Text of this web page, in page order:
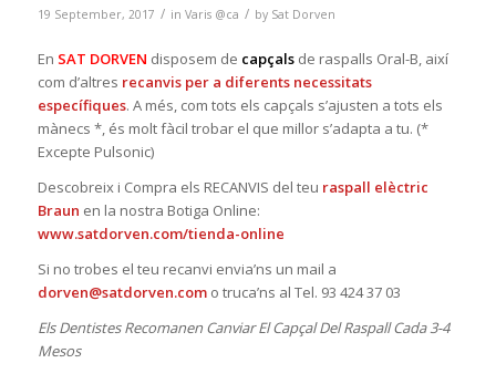
19 September, 2017 / in Varis @ca / by Sat Dorven
En SAT DORVEN disposem de capçalsde raspalls Oral-B, així
com d’altres recanvis per a diferents necessitats
específiques. A més, com tots els capçals s’ajusten a tots els
mànecs *, és molt fàcil trobar el que millor s’adapta a tu. (*
Excepte Pulsonic)
Descobreix i Compra els RECANVIS del teu raspall elèctric
Braun en la nostra Botiga Online:
www.satdorven.com/tienda-online
Si no trobes el teu recanvi envia’ns un mail a
dorven@satdorven.como truca’ns al Tel. 93 424 37 03
Els Dentistes Recomanen Canviar El Capçal Del Raspall Cada 3-4
Mesos